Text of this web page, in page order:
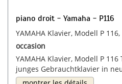
piano droit - Yamaha - P116
YAMAHA Klavier, Modell P 116,
occasion
YAMAHA Klavier, Modell P
junges Gebrauchtklavier in